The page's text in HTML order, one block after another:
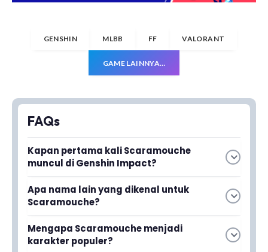
GENSHIN MLBB FF VALORANT
GAME LAINNYA…
FAQs
Kapan pertama kali Scaramouche
muncul di Genshin Impact?
Scaramouche pertama kali muncul pada
update Genshin Impact 3.3 bersama dengan
karakter baru lainnya bernama Faruzan.
Apa nama lain yang dikenal untuk
Scaramouche?
Scaramouche juga dikenal dengan nama
Wanderer di kalangan komunitas pemain
Mengapa Scaramouche menjadi
karakter populer?